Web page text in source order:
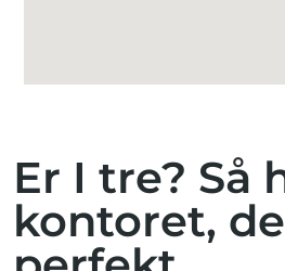
Er I tre? Så
kontoret,